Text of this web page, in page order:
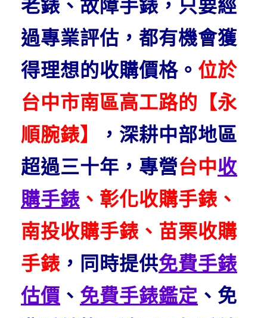
老錶、故障手錶，只要經
過專業評估，都有機會獲
得理想的收購價格。 位於
台中市南區高工路的【永
順腕錶】
，深耕中部地區
超過三十年，專營台中收
購手錶 、彰化收購手錶、
南投收購手錶、苗栗收購
手錶 ，同時提供免費手錶
估價 、 免費手錶鑑定 、免